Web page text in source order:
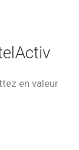
en valeur